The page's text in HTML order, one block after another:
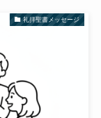
礼拝聖書メッセージ